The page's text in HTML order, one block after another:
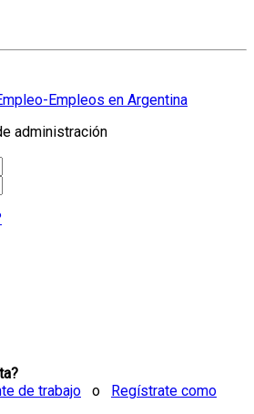
Empleos en Argentina
administración
de trabajo o
Regístrate como